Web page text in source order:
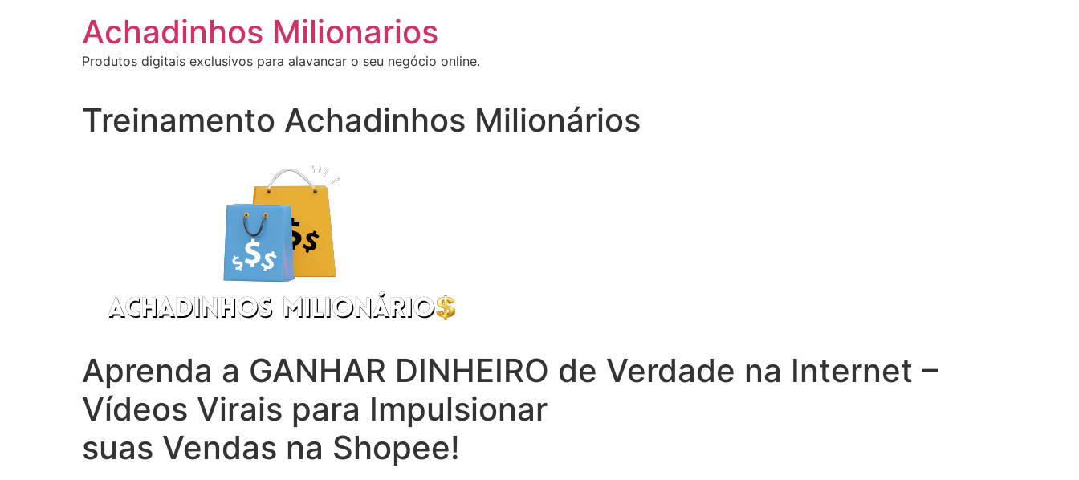
Achadinhos Milionarios
Produtos digitais exclusivos para alavancar o seu negócio online.
Treinamento Achadinhos Milionários
Aprenda a GANHAR DINHEIRO de Verdade na Internet –
Vídeos Virais para Impulsionar
suas Vendas na Shopee!